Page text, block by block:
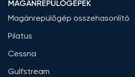
MAGÁNREPÜLŐGÉPEK
Magánrepülőgép összehasonlító
Pilatus
Cessna
Gulfstream